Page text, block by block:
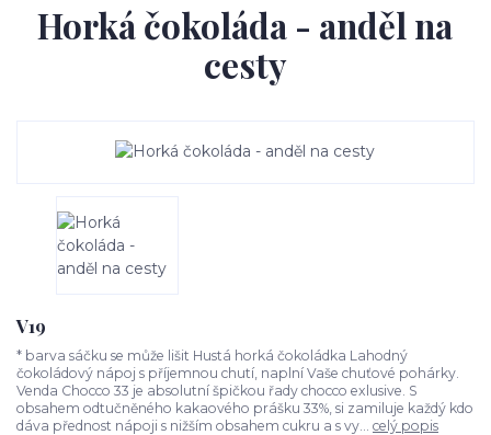
Horká čokoláda - anděl na
cesty
V19
* barva sáčku se může lišit Hustá horká čokoládka Lahodný
čokoládový nápoj s příjemnou chutí, naplní Vaše chuťové pohárky.
Venda Chocco 33 je absolutní špičkou řady chocco exlusive. S
obsahem odtučněného kakaového prášku 33%, si zamiluje každý kdo
dáva přednost nápoji s nižším obsahem cukru a s vy... celý popis